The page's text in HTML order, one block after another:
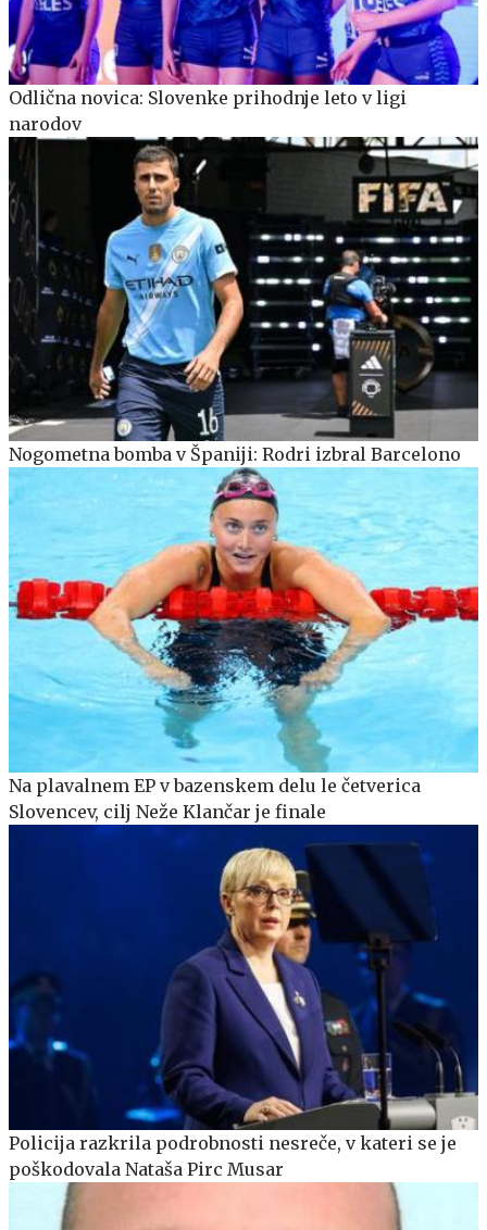
Odlična novica: Slovenke prihodnje leto v ligi
narodov
Nogometna bomba v Španiji: Rodri izbral Barcelono
Na plavalnem EP v bazenskem delu le četverica
Slovencev, cilj Neže Klančar je finale
Policija razkrila podrobnosti nesreče, v kateri se je
poškodovala Nataša Pirc Musar